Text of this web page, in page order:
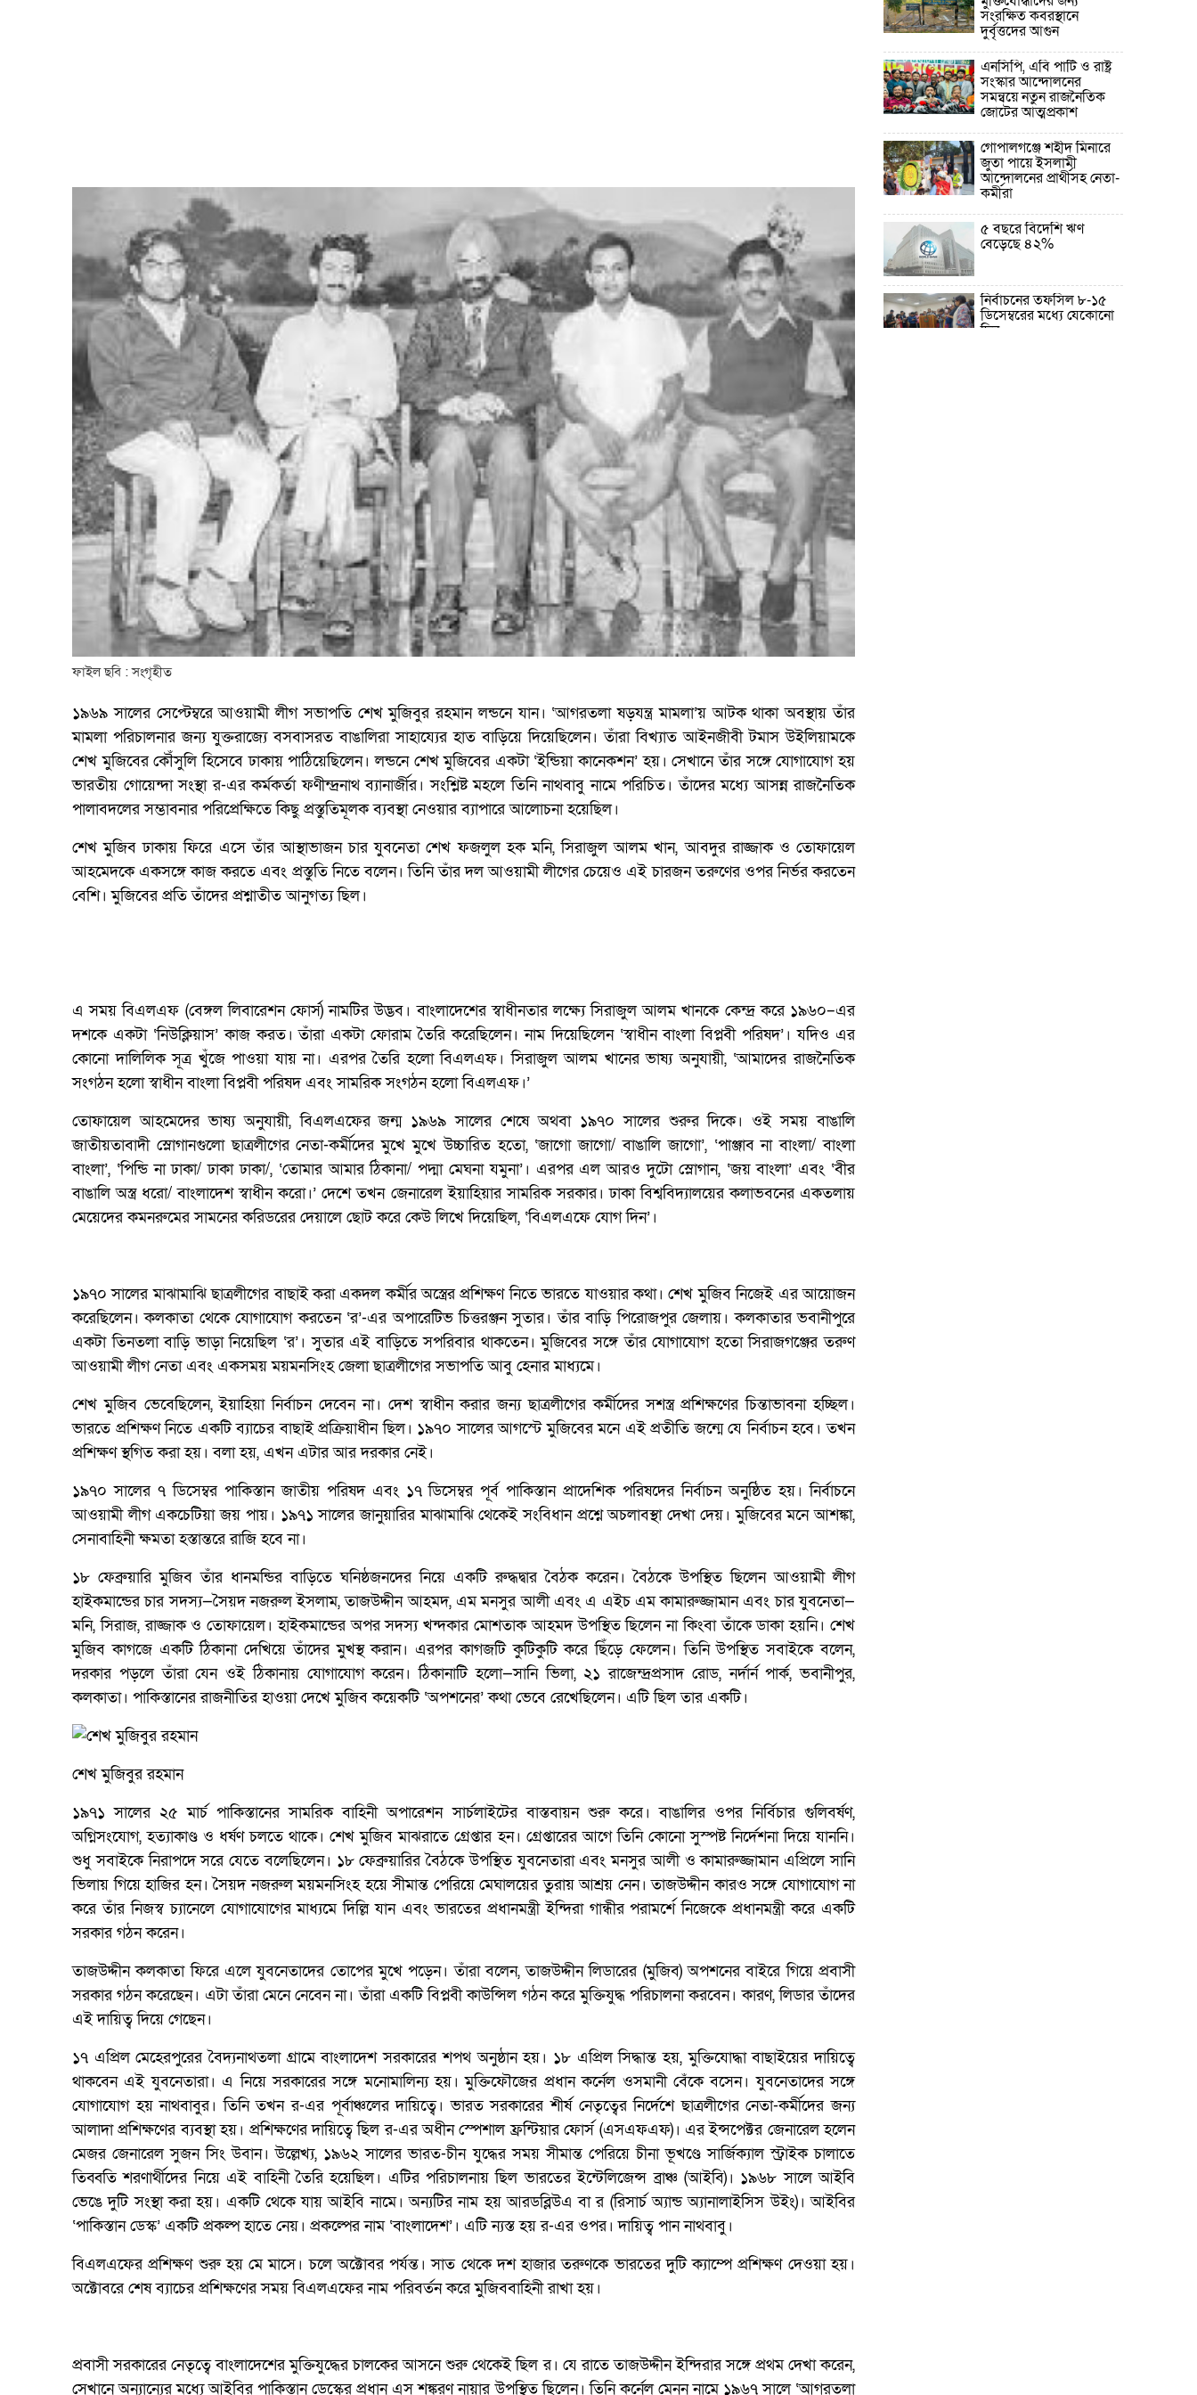
ফাইল ছবি : সংগৃহীত
১৯৬৯ সালের সেপ্টেম্বরে আওয়ামী লীগ সভাপতি শেখ মুজিবুর রহমান লন্ডনে যান। ‘আগরতলা ষড়যন্ত্র মামলা’য় আটক থাকা অবস্থায় তাঁর
মামলা পরিচালনার জন্য যুক্তরাজ্যে বসবাসরত বাঙালিরা সাহায্যের হাত বাড়িয়ে দিয়েছিলেন। তাঁরা বিখ্যাত আইনজীবী টমাস উইলিয়ামকে
শেখ মুজিবের কৌঁসুলি হিসেবে ঢাকায় পাঠিয়েছিলেন। লন্ডনে শেখ মুজিবের একটা ‘ইন্ডিয়া কানেকশন’ হয়। সেখানে তাঁর সঙ্গে যোগাযোগ হয়
ভারতীয় গোয়েন্দা সংস্থা র-এর কর্মকর্তা ফণীন্দ্রনাথ ব্যানার্জীর। সংশ্লিষ্ট মহলে তিনি নাথবাবু নামে পরিচিত। তাঁদের মধ্যে আসন্ন রাজনৈতিক
পালাবদলের সম্ভাবনার পরিপ্রেক্ষিতে কিছু প্রস্তুতিমূলক ব্যবস্থা নেওয়ার ব্যাপারে আলোচনা হয়েছিল।
শেখ মুজিব ঢাকায় ফিরে এসে তাঁর আস্থাভাজন চার যুবনেতা শেখ ফজলুল হক মনি, সিরাজুল আলম খান, আবদুর রাজ্জাক ও তোফায়েল
আহমেদকে একসঙ্গে কাজ করতে এবং প্রস্তুতি নিতে বলেন। তিনি তাঁর দল আওয়ামী লীগের চেয়েও এই চারজন তরুণের ওপর নির্ভর করতেন
বেশি। মুজিবের প্রতি তাঁদের প্রশ্নাতীত আনুগত্য ছিল।
এ সময় বিএলএফ (বেঙ্গল লিবারেশন ফোর্স) নামটির উদ্ভব। বাংলাদেশের স্বাধীনতার লক্ষ্যে সিরাজুল আলম খানকে কেন্দ্র করে ১৯৬০–এর
দশকে একটা ‘নিউক্লিয়াস’ কাজ করত। তাঁরা একটা ফোরাম তৈরি করেছিলেন। নাম দিয়েছিলেন ‘স্বাধীন বাংলা বিপ্লবী পরিষদ’। যদিও এর
কোনো দালিলিক সূত্র খুঁজে পাওয়া যায় না। এরপর তৈরি হলো বিএলএফ। সিরাজুল আলম খানের ভাষ্য অনুযায়ী, ‘আমাদের রাজনৈতিক
সংগঠন হলো স্বাধীন বাংলা বিপ্লবী পরিষদ এবং সামরিক সংগঠন হলো বিএলএফ।’
তোফায়েল আহমেদের ভাষ্য অনুযায়ী, বিএলএফের জন্ম ১৯৬৯ সালের শেষে অথবা ১৯৭০ সালের শুরুর দিকে। ওই সময় বাঙালি
জাতীয়তাবাদী স্লোগানগুলো ছাত্রলীগের নেতা-কর্মীদের মুখে মুখে উচ্চারিত হতো, ‘জাগো জাগো/ বাঙালি জাগো’, ‘পাঞ্জাব না বাংলা/ বাংলা
বাংলা’, ‘পিন্ডি না ঢাকা/ ঢাকা ঢাকা/, ‘তোমার আমার ঠিকানা/ পদ্মা মেঘনা যমুনা’। এরপর এল আরও দুটো স্লোগান, ‘জয় বাংলা’ এবং ‘বীর
বাঙালি অস্ত্র ধরো/ বাংলাদেশ স্বাধীন করো।’ দেশে তখন জেনারেল ইয়াহিয়ার সামরিক সরকার। ঢাকা বিশ্ববিদ্যালয়ের কলাভবনের একতলায়
মেয়েদের কমনরুমের সামনের করিডরের দেয়ালে ছোট করে কেউ লিখে দিয়েছিল, ‘বিএলএফে যোগ দিন’।
১৯৭০ সালের মাঝামাঝি ছাত্রলীগের বাছাই করা একদল কর্মীর অস্ত্রের প্রশিক্ষণ নিতে ভারতে যাওয়ার কথা। শেখ মুজিব নিজেই এর আয়োজন
করেছিলেন। কলকাতা থেকে যোগাযোগ করতেন ‘র’-এর অপারেটিভ চিত্তরঞ্জন সুতার। তাঁর বাড়ি পিরোজপুর জেলায়। কলকাতার ভবানীপুরে
একটা তিনতলা বাড়ি ভাড়া নিয়েছিল ‘র’। সুতার এই বাড়িতে সপরিবার থাকতেন। মুজিবের সঙ্গে তাঁর যোগাযোগ হতো সিরাজগঞ্জের তরুণ
আওয়ামী লীগ নেতা এবং একসময় ময়মনসিংহ জেলা ছাত্রলীগের সভাপতি আবু হেনার মাধ্যমে।
শেখ মুজিব ভেবেছিলেন, ইয়াহিয়া নির্বাচন দেবেন না। দেশ স্বাধীন করার জন্য ছাত্রলীগের কর্মীদের সশস্ত্র প্রশিক্ষণের চিন্তাভাবনা হচ্ছিল।
ভারতে প্রশিক্ষণ নিতে একটি ব্যাচের বাছাই প্রক্রিয়াধীন ছিল। ১৯৭০ সালের আগস্টে মুজিবের মনে এই প্রতীতি জন্মে যে নির্বাচন হবে। তখন
প্রশিক্ষণ স্থগিত করা হয়। বলা হয়, এখন এটার আর দরকার নেই।
১৯৭০ সালের ৭ ডিসেম্বর পাকিস্তান জাতীয় পরিষদ এবং ১৭ ডিসেম্বর পূর্ব পাকিস্তান প্রাদেশিক পরিষদের নির্বাচন অনুষ্ঠিত হয়। নির্বাচনে
আওয়ামী লীগ একচেটিয়া জয় পায়। ১৯৭১ সালের জানুয়ারির মাঝামাঝি থেকেই সংবিধান প্রশ্নে অচলাবস্থা দেখা দেয়। মুজিবের মনে আশঙ্কা,
সেনাবাহিনী ক্ষমতা হস্তান্তরে রাজি হবে না।
১৮ ফেব্রুয়ারি মুজিব তাঁর ধানমন্ডির বাড়িতে ঘনিষ্ঠজনদের নিয়ে একটি রুদ্ধদ্বার বৈঠক করেন। বৈঠকে উপস্থিত ছিলেন আওয়ামী লীগ
হাইকমান্ডের চার সদস্য—সৈয়দ নজরুল ইসলাম, তাজউদ্দীন আহমদ, এম মনসুর আলী এবং এ এইচ এম কামারুজ্জামান এবং চার যুবনেতা—
মনি, সিরাজ, রাজ্জাক ও তোফায়েল। হাইকমান্ডের অপর সদস্য খন্দকার মোশতাক আহমদ উপস্থিত ছিলেন না কিংবা তাঁকে ডাকা হয়নি। শেখ
মুজিব কাগজে একটি ঠিকানা দেখিয়ে তাঁদের মুখস্থ করান। এরপর কাগজটি কুটিকুটি করে ছিঁড়ে ফেলেন। তিনি উপস্থিত সবাইকে বলেন,
দরকার পড়লে তাঁরা যেন ওই ঠিকানায় যোগাযোগ করেন। ঠিকানাটি হলো—সানি ভিলা, ২১ রাজেন্দ্রপ্রসাদ রোড, নর্দার্ন পার্ক, ভবানীপুর,
কলকাতা। পাকিস্তানের রাজনীতির হাওয়া দেখে মুজিব কয়েকটি ‘অপশনের’ কথা ভেবে রেখেছিলেন। এটি ছিল তার একটি।
শেখ মুজিবুর রহমান
১৯৭১ সালের ২৫ মার্চ পাকিস্তানের সামরিক বাহিনী অপারেশন সার্চলাইটের বাস্তবায়ন শুরু করে। বাঙালির ওপর নির্বিচার গুলিবর্ষণ,
অগ্নিসংযোগ, হত্যাকাণ্ড ও ধর্ষণ চলতে থাকে। শেখ মুজিব মাঝরাতে গ্রেপ্তার হন। গ্রেপ্তারের আগে তিনি কোনো সুস্পষ্ট নির্দেশনা দিয়ে যাননি।
শুধু সবাইকে নিরাপদে সরে যেতে বলেছিলেন। ১৮ ফেব্রুয়ারির বৈঠকে উপস্থিত যুবনেতারা এবং মনসুর আলী ও কামারুজ্জামান এপ্রিলে সানি
ভিলায় গিয়ে হাজির হন। সৈয়দ নজরুল ময়মনসিংহ হয়ে সীমান্ত পেরিয়ে মেঘালয়ের তুরায় আশ্রয় নেন। তাজউদ্দীন কারও সঙ্গে যোগাযোগ না
করে তাঁর নিজস্ব চ্যানেলে যোগাযোগের মাধ্যমে দিল্লি যান এবং ভারতের প্রধানমন্ত্রী ইন্দিরা গান্ধীর পরামর্শে নিজেকে প্রধানমন্ত্রী করে একটি
সরকার গঠন করেন।
তাজউদ্দীন কলকাতা ফিরে এলে যুবনেতাদের তোপের মুখে পড়েন। তাঁরা বলেন, তাজউদ্দীন লিডারের (মুজিব) অপশনের বাইরে গিয়ে প্রবাসী
সরকার গঠন করেছেন। এটা তাঁরা মেনে নেবেন না। তাঁরা একটি বিপ্লবী কাউন্সিল গঠন করে মুক্তিযুদ্ধ পরিচালনা করবেন। কারণ, লিডার তাঁদের
এই দায়িত্ব দিয়ে গেছেন।
১৭ এপ্রিল মেহেরপুরের বৈদ্যনাথতলা গ্রামে বাংলাদেশ সরকারের শপথ অনুষ্ঠান হয়। ১৮ এপ্রিল সিদ্ধান্ত হয়, মুক্তিযোদ্ধা বাছাইয়ের দায়িত্বে
থাকবেন এই যুবনেতারা। এ নিয়ে সরকারের সঙ্গে মনোমালিন্য হয়। মুক্তিফৌজের প্রধান কর্নেল ওসমানী বেঁকে বসেন। যুবনেতাদের সঙ্গে
যোগাযোগ হয় নাথবাবুর। তিনি তখন র-এর পূর্বাঞ্চলের দায়িত্বে। ভারত সরকারের শীর্ষ নেতৃত্বের নির্দেশে ছাত্রলীগের নেতা-কর্মীদের জন্য
আলাদা প্রশিক্ষণের ব্যবস্থা হয়। প্রশিক্ষণের দায়িত্বে ছিল র-এর অধীন স্পেশাল ফ্রন্টিয়ার ফোর্স (এসএফএফ)। এর ইন্সপেক্টর জেনারেল হলেন
মেজর জেনারেল সুজন সিং উবান। উল্লেখ্য, ১৯৬২ সালের ভারত-চীন যুদ্ধের সময় সীমান্ত পেরিয়ে চীনা ভূখণ্ডে সার্জিক্যাল স্ট্রাইক চালাতে
তিব্বতি শরণার্থীদের নিয়ে এই বাহিনী তৈরি হয়েছিল। এটির পরিচালনায় ছিল ভারতের ইন্টেলিজেন্স ব্রাঞ্চ (আইবি)। ১৯৬৮ সালে আইবি
ভেঙে দুটি সংস্থা করা হয়। একটি থেকে যায় আইবি নামে। অন্যটির নাম হয় আরডব্লিউএ বা র (রিসার্চ অ্যান্ড অ্যানালাইসিস উইং)। আইবির
‘পাকিস্তান ডেস্ক’ একটি প্রকল্প হাতে নেয়। প্রকল্পের নাম ‘বাংলাদেশ’। এটি ন্যস্ত হয় র-এর ওপর। দায়িত্ব পান নাথবাবু।
বিএলএফের প্রশিক্ষণ শুরু হয় মে মাসে। চলে অক্টোবর পর্যন্ত। সাত থেকে দশ হাজার তরুণকে ভারতের দুটি ক্যাম্পে প্রশিক্ষণ দেওয়া হয়।
অক্টোবরে শেষ ব্যাচের প্রশিক্ষণের সময় বিএলএফের নাম পরিবর্তন করে মুজিববাহিনী রাখা হয়।
প্রবাসী সরকারের নেতৃত্বে বাংলাদেশের মুক্তিযুদ্ধের চালকের আসনে শুরু থেকেই ছিল র। যে রাতে তাজউদ্দীন ইন্দিরার সঙ্গে প্রথম দেখা করেন,
সেখানে অন্যান্যের মধ্যে আইবির পাকিস্তান ডেস্কের প্রধান এস শঙ্করণ নায়ার উপস্থিত ছিলেন। তিনি কর্নেল মেনন নামে ১৯৬৭ সালে ‘আগরতলা
সংরক্ষিত কবরস্থানে
দুর্বৃত্তদের আগুন
এনসিপি, এবি পার্টি ও রাষ্ট্র
সংস্কার আন্দোলনের
সমন্বয়ে নতুন রাজনৈতিক
জোটের আত্মপ্রকাশ
গোপালগঞ্জে শহীদ মিনারে
জুতা পায়ে ইসলামী
আন্দোলনের প্রার্থীসহ নেতা-
কর্মীরা
৫ বছরে বিদেশি ঋণ
বেড়েছে ৪২%
নির্বাচনের তফসিল ৮-১৫
ডিসেম্বরের মধ্যে যেকোনো
দিন